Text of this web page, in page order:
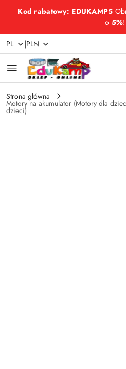
Przejdź do treści głównej
Przejdź do wyszukiwarki
Przejdź do moje konto
Przejdź do menu
Przejdź do opisu
Przejdź do stopki
Kod rabatowy: EDUKAMP5
o 5%!
PL |PLN
Strona główna
Motory na akumulator (Motory dla
dzieci)